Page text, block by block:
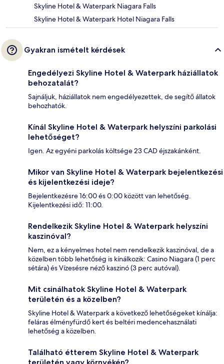
Skyline Hotel & Waterpark Niagara Falls
Skyline Hotel & Waterpark Hotel Niagara Falls
Gyakran ismételt kérdések
Engedélyezi Skyline Hotel & Waterpark háziállatok
behozatalát?
Sajnáljuk, háziállatok nem engedélyezettek, de segítő állatok
behozhatók.
Kínál Skyline Hotel & Waterpark helyszíni parkolási
lehetőséget?
Igen. Az egyéni parkolás költsége 23 CAD éjszakánként.
Mikor van Skyline Hotel & Waterpark bejelentkezési
és kijelentkezési ideje?
Bejelentkezésre 16:00 és 0:00 között van lehetőség.
Kijelentkezési idő: 11:00.
Rendelkezik Skyline Hotel & Waterpark helyszíni
kaszinóval?
Nem, ez a kényelmes hotel nem rendelkezik kaszinóval, de a
közelben több lehetőség is kínálkozik: Casino Niagara (1 perc
sétára) és Vízesésre néző kaszinó (3 perc autóval).
Mit csinálhatok Skyline Hotel & Waterpark
területén és a közelben?
Skyline Hotel & Waterpark a következő lehetőségeket kínálja:
feláras élményfürdő kert és beltéri medencehasználati
lehetőség a közelben.
Található étterem Skyline Hotel & Waterpark